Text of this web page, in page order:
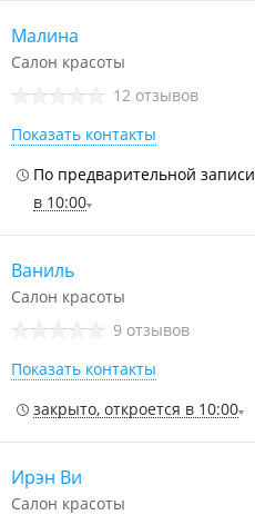
Малина
Салон красоты
12 отзывов
Показать контакты
По предварительной записи
в 10:00
Ваниль
Салон красоты
9 отзывов
Показать контакты
закрыто, откроется в 10:00
Ирэн Ви
Салон красоты